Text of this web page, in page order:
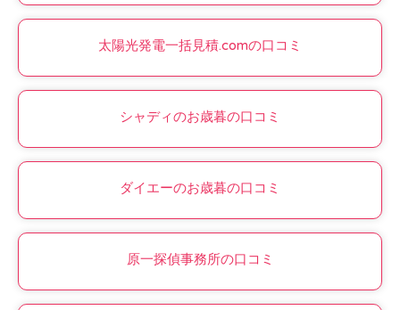
太陽光発電一括見積.comの口コミ
シャディのお歳暮の口コミ
ダイエーのお歳暮の口コミ
原一探偵事務所の口コミ